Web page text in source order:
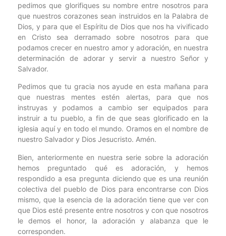
pedimos que glorifiques su nombre entre nosotros para
que nuestros corazones sean instruidos en la Palabra de
Dios, y para que el Espíritu de Dios que nos ha vivificado
en Cristo sea derramado sobre nosotros para que
podamos crecer en nuestro amor y adoración, en nuestra
determinación de adorar y servir a nuestro Señor y
Salvador.
Pedimos que tu gracia nos ayude en esta mañana para
que nuestras mentes estén alertas, para que nos
instruyas y podamos a cambio ser equipados para
instruir a tu pueblo, a fin de que seas glorificado en la
iglesia aquí y en todo el mundo. Oramos en el nombre de
nuestro Salvador y Dios Jesucristo. Amén.
Bien, anteriormente en nuestra serie sobre la adoración
hemos preguntado qué es adoración, y hemos
respondido a esa pregunta diciendo que es una reunión
colectiva del pueblo de Dios para encontrarse con Dios
mismo, que la esencia de la adoración tiene que ver con
que Dios esté presente entre nosotros y con que nosotros
le demos el honor, la adoración y alabanza que le
corresponden.